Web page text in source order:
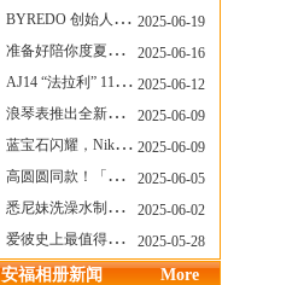
BYREDO 创始人离任，也带走了那份灵魂感
2025-06-19
准备好陪你度夏，nanamica x Suicoke 新联名来了
2025-06-16
AJ14 “法拉利” 11年后回归，红色超跑气场全开
2025-06-12
浪琴表推出全新先行者系列祖鲁时间1925腕表
2025-06-09
蓝宝石闪耀，Nike Air Max DN8 华丽变身
2025-06-09
高圆圆同款！「赤足New Balance」新联名曝光，铺货了
2025-06-05
悉尼妹洗澡水制成肥皂开启售卖！男粉：这肥皂能吃吗？
2025-06-02
爱彼史上最值得看的大展！揭秘150年传奇制表背后
2025-05-28
安福相册新闻 More